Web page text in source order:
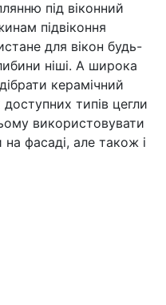
під віконний
підвіконня
для вікон будь-
ніші. А широка
керамічний
типів цегли
використовувати
на фасаді, але також і